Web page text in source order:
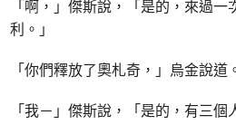
「啊，」傑斯說，「是的，來過
利。」
「你們釋放了奧札奇，」烏金說道
「我－」傑斯說，「是的，有三